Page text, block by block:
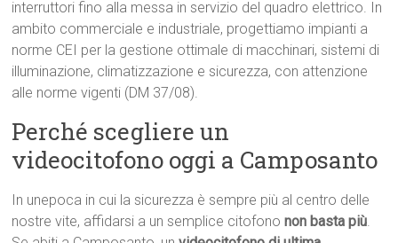
interruttori fino alla messa in servizio del quadro elettrico. In
ambito commerciale e industriale, progettiamo impianti a
norme CEI per la gestione ottimale di macchinari, sistemi di
illuminazione, climatizzazione e sicurezza, con attenzione
alle norme vigenti (DM 37/08).
Perché scegliere un
videocitofono oggi a Camposanto
In unepoca in cui la sicurezza è sempre più al centro delle
nostre vite, affidarsi a un semplice citofononon basta più.